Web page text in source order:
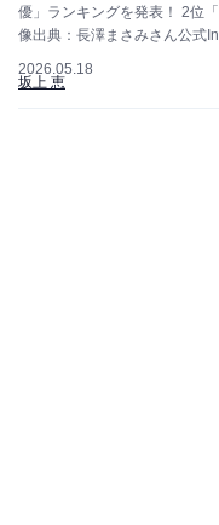
優」ランキングを発表！ 2位
像出典：長澤まさみさん公式
2026.05.18
坂上 恵